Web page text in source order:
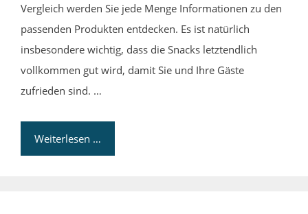
Vergleich werden Sie jede Menge Informationen zu den
passenden Produkten entdecken. Es ist natürlich
insbesondere wichtig, dass die Snacks letztendlich
vollkommen gut wird, damit Sie und Ihre Gäste
zufrieden sind. …
Weiterlesen …